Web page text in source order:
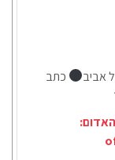
אביב
כתב